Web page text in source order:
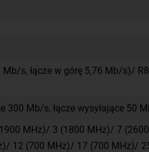
Mb/s, łącze w górę 5,76 Mb/s)/
300 Mb/s, łącze wysyłające 50
MHz)/ 3 (1800 MHz)/ 7
12 (700 MHz)/ 17 (700 MHz)/